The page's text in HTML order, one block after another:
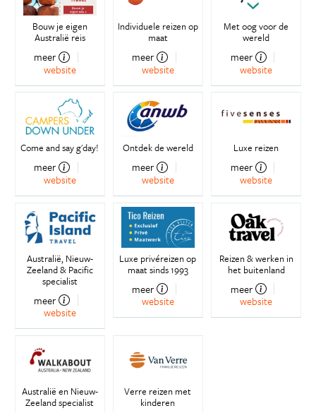
Bouw je eigen
Australië reis
meer
website
Individuele reizen op
maat
meer
website
Met oog voor de
wereld
meer
website
Come and say g'day!
meer
website
Ontdek de wereld
meer
website
Luxe reizen
meer
website
Australië, Nieuw-
Zeeland & Pacific
specialist
meer
website
Luxe privéreizen op
maat sinds 1993
meer
website
Reizen & werken in
het buitenland
meer
website
Australië en Nieuw-
Zeeland specialist
Verre reizen met
kinderen